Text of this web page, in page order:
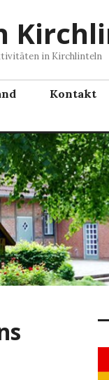
in Kirchlinteln
Kontakt